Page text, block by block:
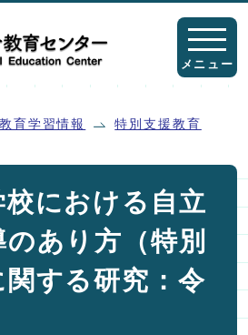
メニュー
教育学習情報 特別支援教育
における自立
あり方（特別
する研究：令